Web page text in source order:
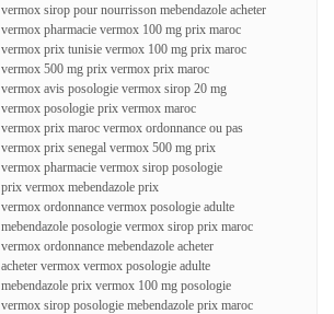
vermox sirop pour nourrisson mebendazole acheter
vermox pharmacie vermox 100 mg prix maroc
vermox prix tunisie vermox 100 mg prix maroc
vermox 500 mg prix vermox prix maroc
vermox avis posologie vermox sirop 20 mg
vermox posologie prix vermox maroc
vermox prix maroc vermox ordonnance ou pas
vermox prix senegal vermox 500 mg prix
vermox pharmacie vermox sirop posologie
prix vermox mebendazole prix
vermox ordonnance vermox posologie adulte
mebendazole posologie vermox sirop prix maroc
vermox ordonnance mebendazole acheter
acheter vermox vermox posologie adulte
mebendazole prix vermox 100 mg posologie
vermox sirop posologie mebendazole prix maroc